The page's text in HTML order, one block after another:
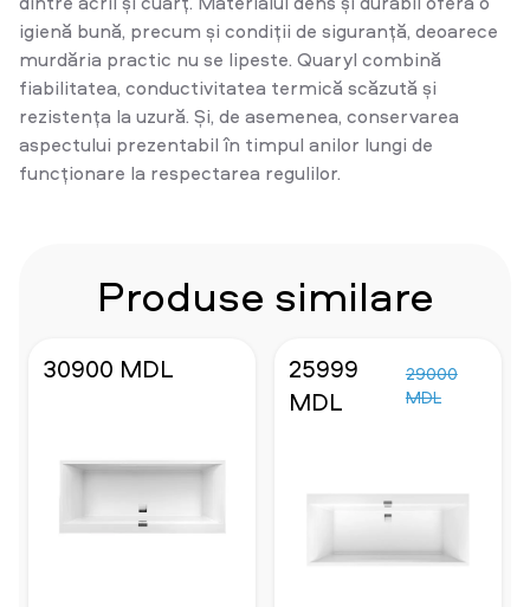
igienă bună, precum și condiții de siguranță, deoarece
murdăria practic nu se lipeste. Quaryl combină
fiabilitatea, conductivitatea termică scăzută și
rezistența la uzură. Și, de asemenea, conservarea
aspectului prezentabil în timpul anilor lungi de
funcționare la respectarea regulilor.
Produse similare
30900 MDL
25999
MDL
29000
MDL